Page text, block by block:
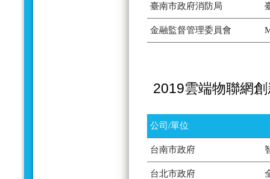
臺南市政府消防局
金融監督管理委員會
2019雲端物聯網
公司/單位
台南市政府
台北市政府